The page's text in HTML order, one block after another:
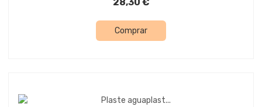
Comprar